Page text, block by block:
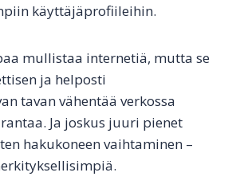
käyttäjäprofiileihin.
mullistaa internetiä, mutta se
ja helposti
tavan vähentää verkossa
Ja joskus juuri pienet
hakukoneen vaihtaminen –